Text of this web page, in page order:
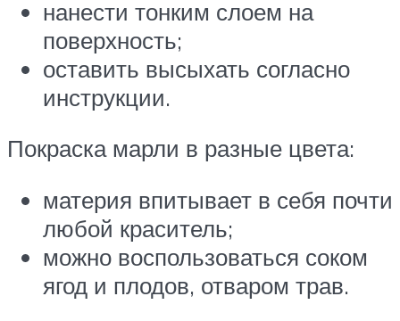
нанести тонким слоем на
поверхность;
оставить высыхать согласно
инструкции.
Покраска марли в разные цвета:
материя впитывает в себя почти
любой краситель;
можно воспользоваться соком
ягод и плодов, отваром трав.